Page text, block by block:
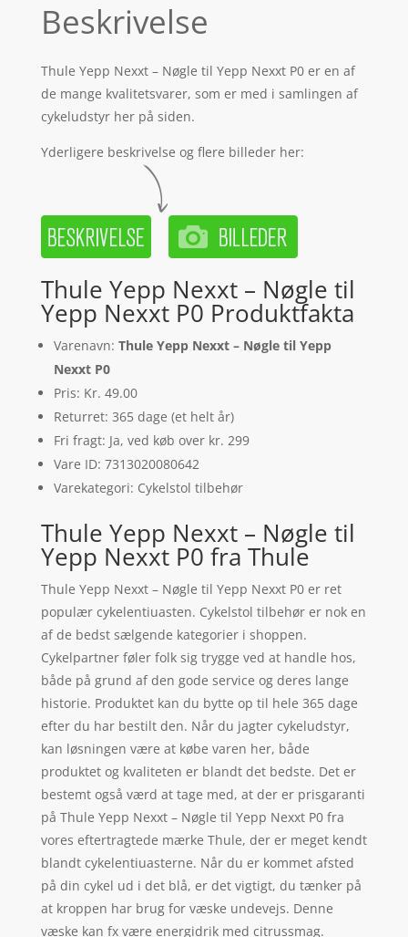
Beskrivelse
Thule Yepp Nexxt – Nøgle til Yepp Nexxt P0 er en af
de mange kvalitetsvarer, som er med i samlingen af
cykeludstyr her på siden.
Yderligere beskrivelse og flere billeder her:
Thule Yepp Nexxt – Nøgle til
Yepp Nexxt P0 Produktfakta
Varenavn: Thule Yepp Nexxt – Nøgle til Yepp
Nexxt P0
Pris: Kr. 49.00
Returret: 365 dage (et helt år)
Fri fragt: Ja, ved køb over kr. 299
Vare ID: 7313020080642
Varekategori: Cykelstol tilbehør
Thule Yepp Nexxt – Nøgle til
Yepp Nexxt P0 fra Thule
Thule Yepp Nexxt – Nøgle til Yepp Nexxt P0 er ret
populær cykelentiuasten. Cykelstol tilbehør er nok en
af de bedst sælgende kategorier i shoppen.
Cykelpartner føler folk sig trygge ved at handle hos,
både på grund af den gode service og deres lange
historie. Produktet kan du bytte op til hele 365 dage
efter du har bestilt den. Når du jagter cykeludstyr,
kan løsningen være at købe varen her, både
produktet og kvaliteten er blandt det bedste. Det er
bestemt også værd at tage med, at der er prisgaranti
på Thule Yepp Nexxt – Nøgle til Yepp Nexxt P0 fra
vores eftertragtede mærke Thule, der er meget kendt
blandt cykelentiuasterne. Når du er kommet afsted
på din cykel ud i det blå, er det vigtigt, du tænker på
at kroppen har brug for væske undevejs. Denne
væske kan fx være energidrik med citrussmag.